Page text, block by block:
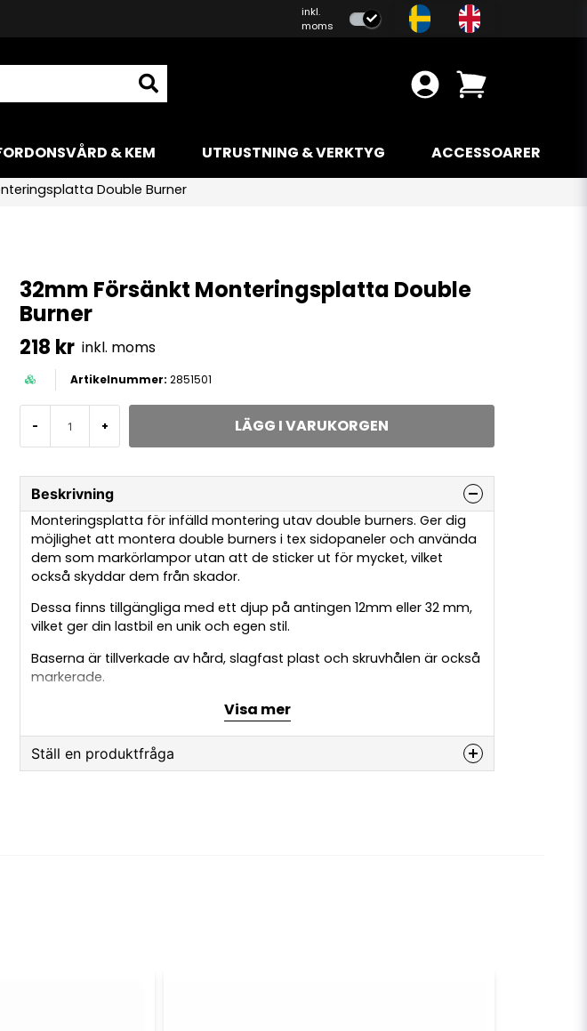
inkl.
moms
& KEM UTRUSTNING & VERKTYG ACCESSOARER
Double Burner
32mm Försänkt Monteringsplatta Double
Burner
218 kr inkl. moms
2851501
- + LÄGG I VARUKORGEN
Beskrivning
Monteringsplatta för infälld montering utav double burners. Ger dig
möjlighet att montera double burners i tex sidopaneler och använda
dem som markörlampor utan att de sticker ut för mycket, vilket
också skyddar dem från skador.
Dessa finns tillgängliga med ett djup på antingen 12mm eller 32 mm,
vilket ger din lastbil en unik och egen stil.
Baserna är tillverkade av hård, slagfast plast och skruvhålen är också
markerade.
Observera att double burner säljs separat.
Visa mer
Ställ en produktfråga